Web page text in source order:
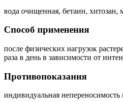
вода очищенная, бетаин, хитозан,
Способ применения
после физических нагрузок
раза в день в зависимости от
Противопоказания
индивидуальная непереносимость